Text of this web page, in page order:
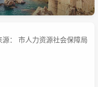
源： 市人力资源社会保障局